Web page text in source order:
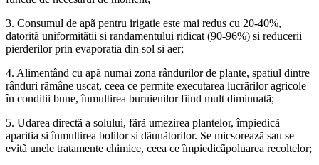
3. Consumul de apã pentru irigatie este mai redus cu 20-40%,
datoritã uniformitãtii si randamentului ridicat (90-96%) si reducerii
pierderilor prin evaporatia din sol si aer;
4. Alimentând cu apã numai zona rândurilor de plante, spatiul dintre
rânduri rãmâne uscat, ceea ce permite executarea lucrãrilor agricole
în conditii bune, înmultirea buruienilor fiind mult diminuatã;
5. Udarea directã a solului, fãrã umezirea plantelor, împiedicã
aparitia si înmultirea bolilor si dãunãtorilor. Se micsoreazã sau se
evitã unele tratamente chimice, ceea ce împiedicãpoluarea recoltelor;